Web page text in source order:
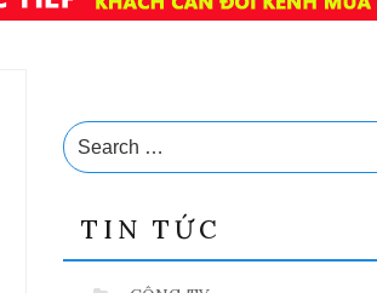
Search
for:
TIN TỨC